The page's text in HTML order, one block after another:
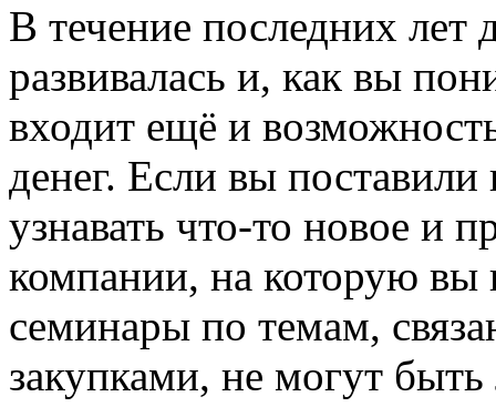
В течение последних лет
развивалась и, как вы
входит ещё и
денег. Если вы поставили
узнавать что-то новое и
компании, на которую вы
семинары по темам,
закупками, не могут